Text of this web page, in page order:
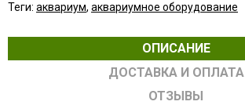
Теги: аквариум, аквариумное оборудование
ОПИСАНИЕ
ДОСТАВКА И ОПЛАТА
ОТЗЫВЫ